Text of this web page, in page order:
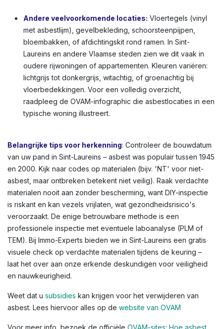
Andere veelvoorkomende locaties:
Vloertegels (vinyl
met asbestlijm), gevelbekleding, schoorsteenpijpen,
bloembakken, of afdichtingskit rond ramen. In Sint-
oudere rijwoningen of appartementen. Kleuren variëren:
lichtgrijs tot donkergrijs, witachtig, of groenachtig bij
vloerbedekkingen. Voor een volledig overzicht,
raadpleeg de OVAM-infographic die asbestlocaties in een
typische woning illustreert.
Belangrijke tips voor herkenning
: Controleer de bouwdatum
van uw pand in Sint-Laureins – asbest was populair tussen 1945
en 2000. Kijk naar codes op materialen (bijv. 'NT' voor niet-
asbest, maar ontbreken betekent niet veilig). Raak verdachte
materialen nooit aan zonder bescherming, want DIY-inspectie
is riskant en kan vezels vrijlaten, wat gezondheidsrisico's
veroorzaakt. De enige betrouwbare methode is een
professionele inspectie met eventuele laboanalyse (PLM of